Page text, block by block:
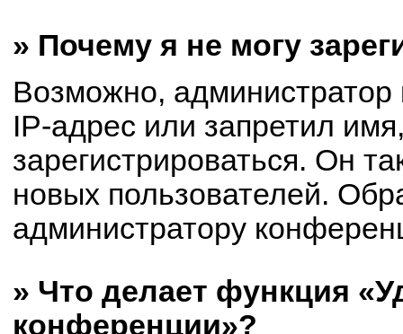
» Почему я не могу
Возможно,
IP-адрес или запретил
зарегистрироваться. Он
новых пользователей.
администратору
» Что делает функция
конференции»?